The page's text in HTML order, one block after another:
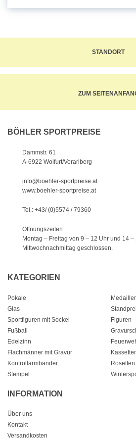
STANDORT
ZUM
BÖHLER SPORTPREISE
Dammstr. 61
A-6922 Wolfurt/Vorarlberg
info@boehler-sportpreise.at
www.boehler-sportpreise.at
Tel.: +43/ (0)5574 / 79360
Öffnungszeiten
Montag – Freitag von 9 – 12 Uhr und 14 –
Mittwochnachmittag geschlossen.
KATEGORIEN
Pokale
Glas
Sportfiguren mit Sockel
Figuren
Fußball
Edelzinn
Flachmänner mit Gravur
Kontrollarmbänder
Rosetten
Stempel
INFORMATION
Über uns
Kontakt
Versandkosten